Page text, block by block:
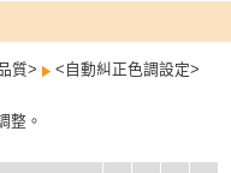
質> <自動糾正色調設定>
整。